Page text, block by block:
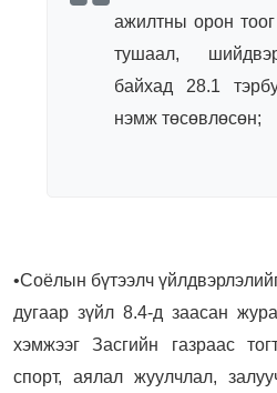
ажилтны орон тоог
тушаал,
байхад 28.1
нэмж төсөвлөсөн;
•Соёлын бүтээлч
дугаар зүйл 8.4-д заасан
хэмжээг Засгийн газраас
спорт, аялал жуулчлал,